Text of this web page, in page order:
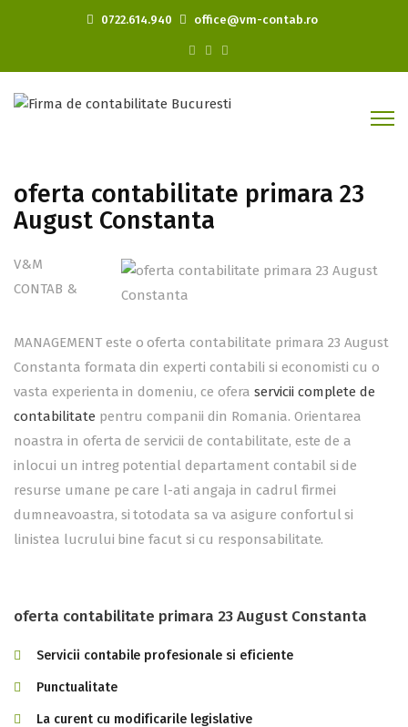
0722.614.940 office@vm-contab.ro
oferta contabilitate primara 23
August Constanta
V&M
CONTAB &
MANAGEMENT este o oferta contabilitate primara 23 August
Constanta formata din experti contabili si economisti cu o
vasta experienta in domeniu, ce ofera servicii complete de
contabilitate pentru companii din Romania. Orientarea
noastra in oferta de servicii de contabilitate, este de a
inlocui un intreg potential departament contabil si de
resurse umane pe care l-ati angaja in cadrul firmei
dumneavoastra, si totodata sa va asigure confortul si
linistea lucrului bine facut si cu responsabilitate.
oferta contabilitate primara 23 August Constanta
Servicii contabile profesionale si eficiente
Punctualitate
La curent cu modificarile legislative